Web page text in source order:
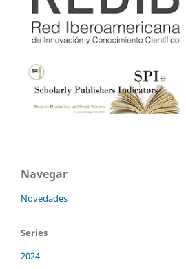
Navegar
Novedades
Series
2024